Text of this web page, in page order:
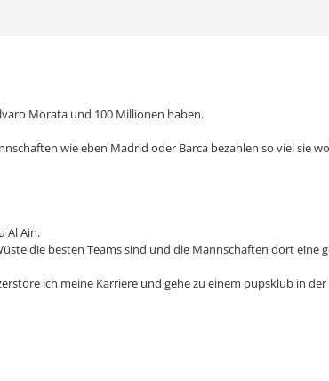
Morata und 100 Millionen haben.
wie eben Madrid oder Barca bezahlen so viel sie
Al Ain.
die besten Teams sind und die Mannschaften dort eine
ich meine Karriere und gehe zu einem pupsklub in